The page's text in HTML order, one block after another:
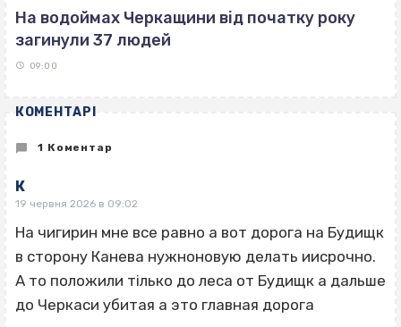
На водоймах Черкащини від початку року
загинули 37 людей
09:00
КОМЕНТАРІ
1 Коментар
К
19 червня 2026 в 09:02
На чигирин мне все равно а вот дорога на Будищк
в сторону Канева нужноновую делать иисрочно.
А то положили тілько до леса от Будищк а дальше
до Черкаси убитая а это главная дорога